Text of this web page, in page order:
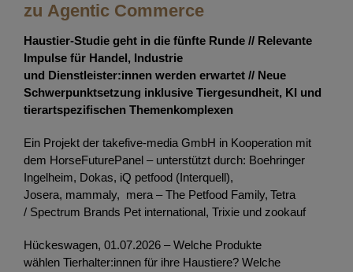
zu Agentic Commerce
Haustier-Studie geht in die fünfte Runde // Relevante
Impulse für Handel, Industrie
und Dienstleister:innen werden erwartet // Neue
Schwerpunktsetzung inklusive Tiergesundheit, KI und
tierartspezifischen Themenkomplexen
Ein Projekt der takefive-media GmbH in Kooperation mit
dem HorseFuturePanel – unterstützt durch: Boehringer
Ingelheim, Dokas, iQ petfood (Interquell),
Josera, mammaly, mera – The Petfood Family, Tetra
/ Spectrum Brands Pet international, Trixie und zookauf
Hückeswagen, 01.07.2026 – Welche Produkte
wählen Tierhalter:innen für ihre Haustiere? Welche